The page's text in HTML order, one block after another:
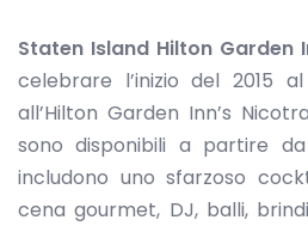
Staten Island Hilton Garden
celebrare l’inizio del 2015
all’Hilton Garden Inn’s
sono disponibili a partire
includono uno sfarzoso
cena gourmet, DJ, balli,